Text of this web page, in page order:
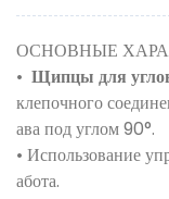
ОСНОВНЫЕ
• Щипцы для
клепочного
ава под углом 90°.
• Использование
абота.